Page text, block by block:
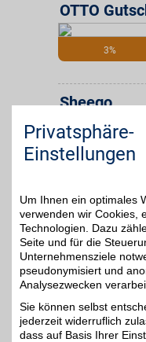
3%
OTTO
Sheego
BAUR
Privatsphäre-
Einstellungen
Um Ihnen ein optimales
verwenden wir Cookies,
Technologien. Dazu
Seite und für die
Unternehmensziele
pseudonymisiert und
Analysezwecken
Sie können selbst
jederzeit widerruflich
dass auf Basis Ihrer